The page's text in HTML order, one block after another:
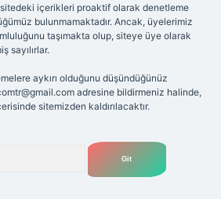
içerikleri proaktif olarak denetleme
bulunmamaktadır. Ancak, üyelerimiz
taşımakta olup, siteye üye olarak
sayılırlar.
aykırı olduğunu düşündüğünüz
adresine bildirmeniz halinde,
sitemizden kaldırılacaktır.